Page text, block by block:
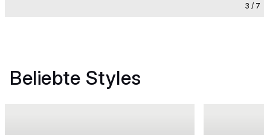
3 / 7
Beliebte Styles